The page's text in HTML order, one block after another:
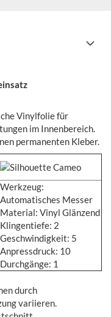
Vinylfolie für
im Innenbereich.
permanenten Kleber.
Werkzeug:
Automatisches Messer
Material: Vinyl Glänzend
Klingentiefe: 2
Geschwindigkeit: 5
Anpressdruck: 10
Durchgänge: 1
durch
variieren.